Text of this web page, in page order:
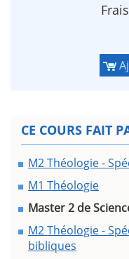
CE COURS FAIT
M2 Théologie -
M1 Théologie
Master 2 de
M2 Théologie -
bibliques